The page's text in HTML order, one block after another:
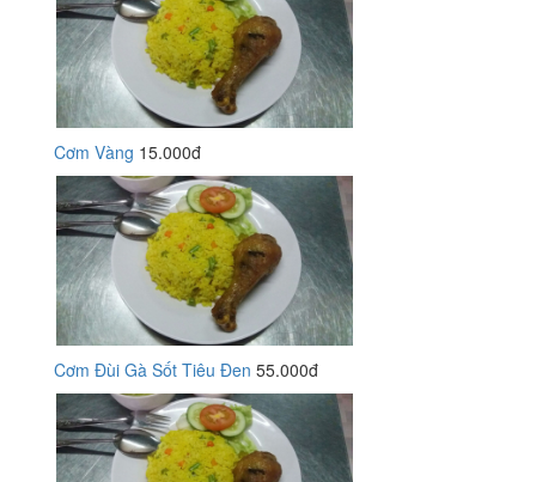
Cơm Vàng 15.000đ
Cơm Đùi Gà Sốt Tiêu Đen 55.000đ